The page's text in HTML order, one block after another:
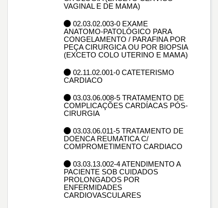
VAGINAL E DE MAMA)
02.03.02.003-0 EXAME
ANATOMO-PATOLÓGICO PARA
CONGELAMENTO / PARAFINA POR
PEÇA CIRURGICA OU POR BIOPSIA
(EXCETO COLO UTERINO E MAMA)
02.11.02.001-0 CATETERISMO
CARDIACO
03.03.06.008-5 TRATAMENTO DE
COMPLICAÇÕES CARDÍACAS PÓS-
CIRURGIA
03.03.06.011-5 TRATAMENTO DE
DOENCA REUMATICA C/
COMPROMETIMENTO CARDIACO
03.03.13.002-4 ATENDIMENTO A
PACIENTE SOB CUIDADOS
PROLONGADOS POR
ENFERMIDADES
CARDIOVASCULARES